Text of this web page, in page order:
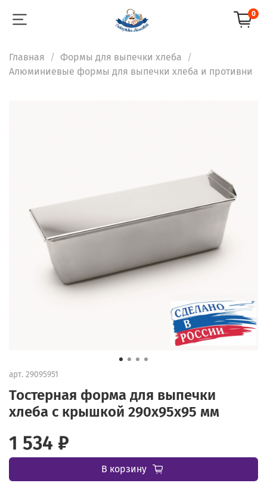
0
Главная
Формы для выпечки хлеба
Алюминиевые формы для выпечки хлеба и противни
арт. 29095951
Тостерная форма для выпечки
хлеба с крышкой 290х95х95 мм
1 534 ₽
В корзину